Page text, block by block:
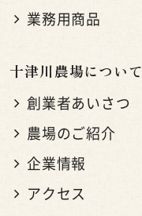
業務用商品
十津川農場について
創業者あいさつ
農場のご紹介
企業情報
アクセス